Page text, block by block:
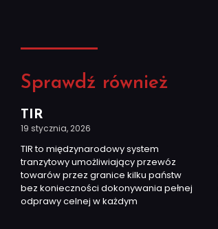
Sprawdź również
TIR
19 stycznia, 2026
TIR to międzynarodowy system
tranzytowy umożliwiający przewóz
towarów przez granice kilku państw
bez konieczności dokonywania pełnej
odprawy celnej w każdym